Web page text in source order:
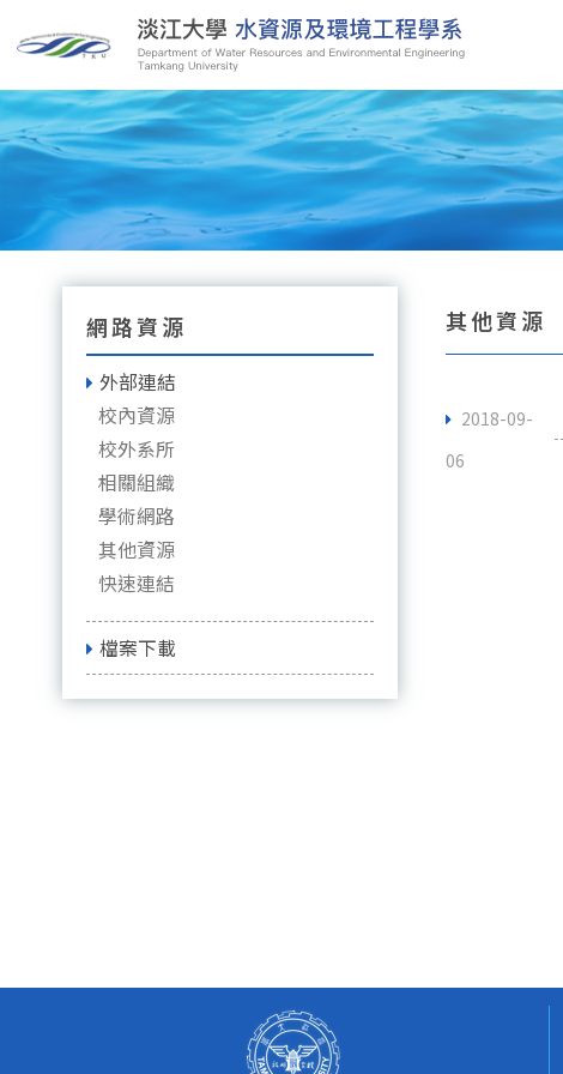
網路資源
外部連結
校內資源
校外系所
相關組織
學術網路
其他資源
快速連結
檔案下載
其他資源
2018-09-
06